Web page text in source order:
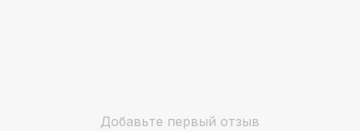
Добавьте первый отзыв